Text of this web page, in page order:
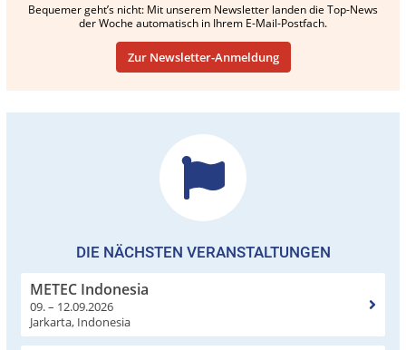
Bequemer geht’s nicht: Mit unserem Newsletter landen die Top-News
der Woche automatisch in Ihrem E-Mail-Postfach.
Zur Newsletter-Anmeldung
DIE NÄCHSTEN VERANSTALTUNGEN
METEC Indonesia
09. – 12.09.2026
Jarkarta, Indonesia